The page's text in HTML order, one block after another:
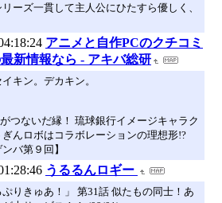
ーズ一貫して主人公にひたすら優しく、
アニメと自作PCのクチコミ
新情報なら - アキバ総研
キン。デカキン。
つないだ縁！ 琉球銀行イメージキャラク
んロボはコラボレーションの理想形!?
バ第９回】
うるるんロギー
ぷりきゅあ！」 第31話 似たもの同士！あ